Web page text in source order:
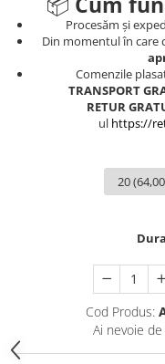
Procesăm și
Din momentul în care
Comenzile
TRANSPORT
RETUR
ul https://
Cod Produs:
Ai nevoie